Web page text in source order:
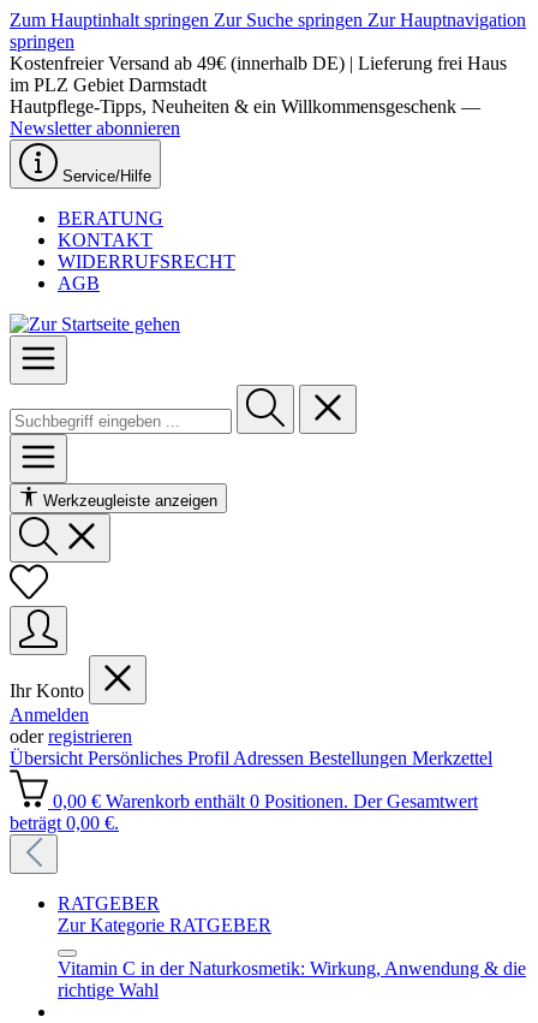
Zum Hauptinhalt springen Zur Suche springen Zur Hauptnavigation
springen
Kostenfreier Versand ab 49€ (innerhalb DE) | Lieferung frei Haus
im PLZ Gebiet Darmstadt
Hautpflege-Tipps, Neuheiten & ein Willkommensgeschenk —
Newsletter abonnieren
Service/Hilfe
BERATUNG
KONTAKT
WIDERRUFSRECHT
AGB
Werkzeugleiste anzeigen
Ihr Konto
Anmelden
oderregistrieren
Übersicht Persönliches Profil Adressen Bestellungen Merkzettel
0,00 € Warenkorb enthält 0 Positionen. Der Gesamtwert
beträgt 0,00 €.
RATGEBER
Zur Kategorie RATGEBER
Vitamin C in der Naturkosmetik: Wirkung, Anwendung & die
richtige Wahl